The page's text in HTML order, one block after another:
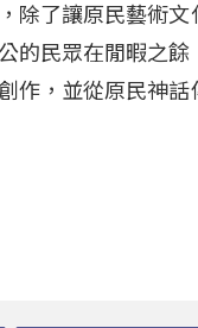
除了讓原民藝術文
的民眾在閒暇之餘
作，並從原民神話